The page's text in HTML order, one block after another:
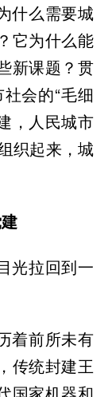
什么需要城
它为什么能
新课题？贯
会的“毛细
，人民城市
织起来，城
光拉回到一
着前所未有
传统封建王